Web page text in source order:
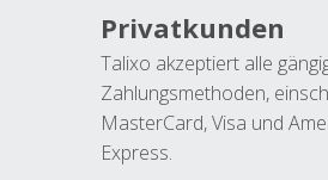
Privatkunden
Talixo akzeptiert alle
Zahlungsmethoden,
MasterCard, Visa und
Express.